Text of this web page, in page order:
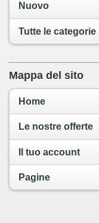
Nuovo
Tutte le categorie
Mappa del sito
Home
Le nostre offerte
Il tuo account
Pagine